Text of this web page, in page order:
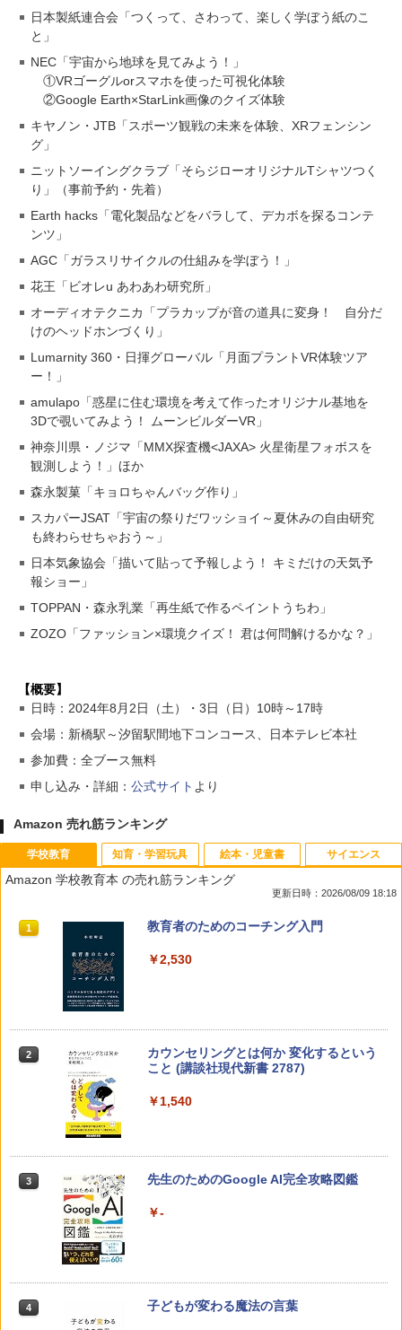
日本製紙連合会「つくって、さわって、楽しく学ぼう紙のこ
と」
NEC「宇宙から地球を見てみよう！」
①VRゴーグルorスマホを使った可視化体験
②Google Earth×StarLink画像のクイズ体験
キヤノン・JTB「スポーツ観戦の未来を体験、XRフェンシン
グ」
ニットソーイングクラブ「そらジローオリジナルTシャツつく
り」（事前予約・先着）
Earth hacks「電化製品などをバラして、デカボを探るコンテ
ンツ」
AGC「ガラスリサイクルの仕組みを学ぼう！」
花王「ビオレu あわあわ研究所」
オーディオテクニカ「プラカップが音の道具に変身！ 自分だ
けのヘッドホンづくり」
Lumarnity 360・日揮グローバル「月面プラントVR体験ツア
ー！」
amulapo「惑星に住む環境を考えて作ったオリジナル基地を
3Dで覗いてみよう！ ムーンビルダーVR」
神奈川県・ノジマ「MMX探査機<JAXA> 火星衛星フォボスを
観測しよう！」ほか
森永製菓「キョロちゃんバッグ作り」
スカパーJSAT「宇宙の祭りだワッショイ～夏休みの自由研究
も終わらせちゃおう～」
日本気象協会「描いて貼って予報しよう！ キミだけの天気予
報ショー」
TOPPAN・森永乳業「再生紙で作るペイントうちわ」
ZOZO「ファッション×環境クイズ！ 君は何問解けるかな？」
【概要】
日時：2024年8月2日（土）・3日（日）10時～17時
会場：新橋駅～汐留駅間地下コンコース、日本テレビ本社
参加費：全ブース無料
申し込み・詳細： 公式サイト より
Amazon 売れ筋ランキング
学校教育
Amazon 学校教育本 の売れ筋ランキング
更新日時：2026/08/09 18:18
1 教育者のためのコーチング入門
￥2,530
2
カウンセリングとは何か 変化するという
こと (講談社現代新書 2787)
￥1,540
3 先生のためのGoogle AI完全攻略図鑑
￥-
4 子どもが変わる魔法の言葉
知育・学習玩具 絵本・児童書 サイエンス